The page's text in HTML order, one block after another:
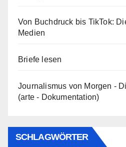
Von Buchdruck bis TikTok:
Medien
Briefe lesen
Journalismus von Morgen -
(arte - Dokumentation)
SCHLAGWÖRTER